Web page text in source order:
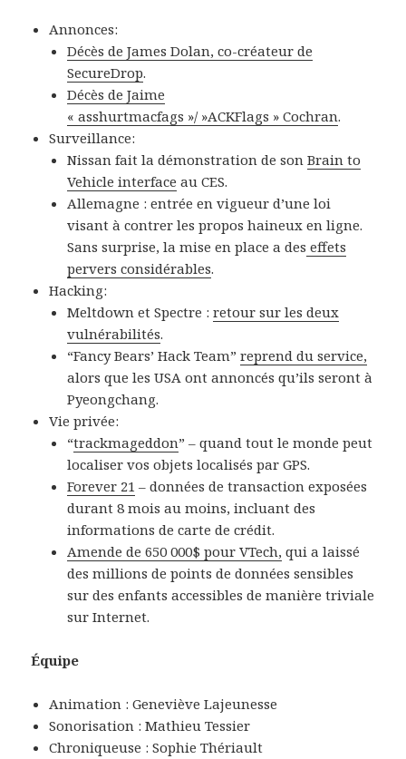
Annonces:
Décès de James Dolan, co-créateur de
SecureDrop.
Décès de Jaime
« asshurtmacfags »/ »ACKFlags » Cochran.
Surveillance:
Nissan fait la démonstration de sonBrain to
Vehicle interface au CES.
Allemagne : entrée en vigueur d’une loi
visant à contrer les propos haineux en ligne.
Sans surprise, la mise en place a des effets
pervers considérables.
Hacking:
Meltdown et Spectre :retour sur les deux
vulnérabilités.
“Fancy Bears’ Hack Team”reprend du service,
alors que les USA ont annoncés qu’ils seront à
Pyeongchang.
Vie privée:
“trackmageddon” – quand tout le monde peut
localiser vos objets localisés par GPS.
Forever 21 – données de transaction exposées
durant 8 mois au moins, incluant des
informations de carte de crédit.
Amende de 650 000$ pour VTech, qui a laissé
des millions de points de données sensibles
sur des enfants accessibles de manière triviale
sur Internet.
Équipe
Animation : Geneviève Lajeunesse
Sonorisation : Mathieu Tessier
Chroniqueuse : Sophie Thériault